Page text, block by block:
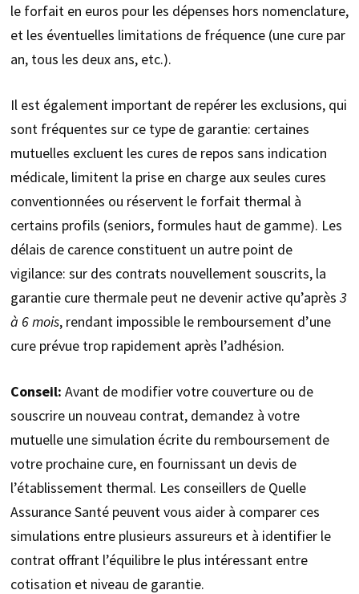
le forfait en euros pour les dépenses hors nomenclature,
et les éventuelles limitations de fréquence (une cure par
an, tous les deux ans, etc.).
Il est également important de repérer les exclusions, qui
sont fréquentes sur ce type de garantie: certaines
mutuelles excluent les cures de repos sans indication
médicale, limitent la prise en charge aux seules cures
conventionnées ou réservent le forfait thermal à
certains profils (seniors, formules haut de gamme). Les
délais de carence constituent un autre point de
vigilance: sur des contrats nouvellement souscrits, la
garantie cure thermale peut ne devenir active qu’après 3
à 6 mois, rendant impossible le remboursement d’une
cure prévue trop rapidement après l’adhésion.
Conseil: Avant de modifier votre couverture ou de
souscrire un nouveau contrat, demandez à votre
mutuelle une simulation écrite du remboursement de
votre prochaine cure, en fournissant un devis de
l’établissement thermal. Les conseillers de Quelle
Assurance Santé peuvent vous aider à comparer ces
simulations entre plusieurs assureurs et à identifier le
contrat offrant l’équilibre le plus intéressant entre
cotisation et niveau de garantie.